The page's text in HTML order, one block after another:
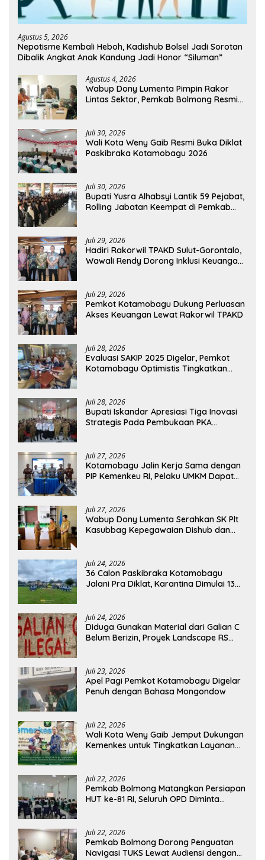
Agustus 5, 2026
Nepotisme Kembali Heboh, Kadishub Bolsel Jadi Sorotan
Dibalik Angkat Anak Kandung Jadi Honor “Siluman”
Agustus 4, 2026
Wabup Dony Lumenta Pimpin Rakor
Lintas Sektor, Pemkab Bolmong Resmi
Juli 30, 2026
Wali Kota Weny Gaib Resmi Buka Diklat
Paskibraka Kotamobagu 2026
Juli 30, 2026
Bupati Yusra Alhabsyi Lantik 59 Pejabat,
Rolling Jabatan Keempat di Pemkab
Juli 29, 2026
Hadiri Rakorwil TPAKD Sulut-Gorontalo,
Wawali Rendy Dorong Inklusi Keuangan
Juli 29, 2026
Pemkot Kotamobagu Dukung Perluasan
Akses Keuangan Lewat Rakorwil TPAKD
Juli 28, 2026
Evaluasi SAKIP 2025 Digelar, Pemkot
Kotamobagu Optimistis Tingkatkan
Juli 28, 2026
Bupati Iskandar Apresiasi Tiga Inovasi
Strategis Pada Pembukaan PKA
Juli 27, 2026
Kotamobagu Jalin Kerja Sama dengan
PIP Kemenkeu RI, Pelaku UMKM Dapat
Juli 27, 2026
Wabup Dony Lumenta Serahkan SK Plt
Kasubbag Kepegawaian Dishub dan
Juli 24, 2026
36 Calon Paskibraka Kotamobagu
Jalani Pra Diklat, Karantina Dimulai 13
Juli 24, 2026
Diduga Gunakan Material dari Galian C
Belum Berizin, Proyek Landscape RS
Juli 23, 2026
Apel Pagi Pemkot Kotamobagu Digelar
Penuh dengan Bahasa Mongondow
Juli 22, 2026
Wali Kota Weny Gaib Jemput Dukungan
Kemenkes untuk Tingkatkan Layanan
Juli 22, 2026
Pemkab Bolmong Matangkan Persiapan
HUT ke-81 RI, Seluruh OPD Diminta
Juli 22, 2026
Pemkab Bolmong Dorong Penguatan
Navigasi TUKS Lewat Audiensi dengan